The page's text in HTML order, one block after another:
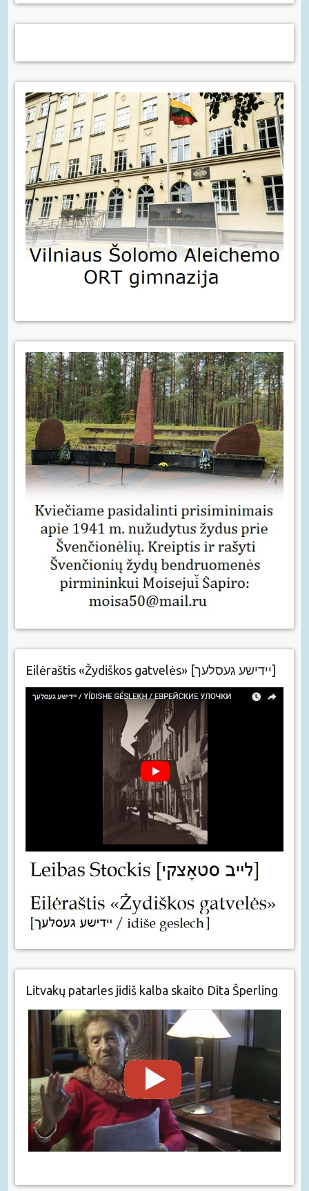
Eilėraštis «Žydiškos gatvelės» [יידישע געסלעך]
Litvakų patarles jidiš kalba skaito Dita Šperling